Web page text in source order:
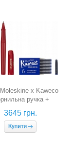
Moleskine x Kaweco
ручка +
ручка + набір
картриджів,
червоний)
3645 грн.